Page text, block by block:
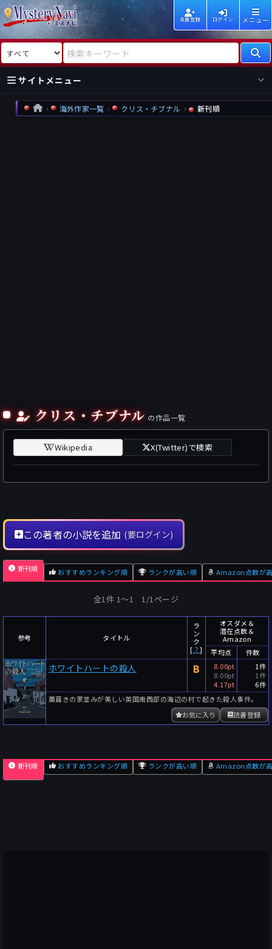
会員登録 ログイン メニュー
検索対象 検索キーワード
サイトメニュー
国内
海外
新着
HOME 海外作家一覧 クリス・チブナル 新刊順
クリス・チブナル の作品一覧
Wikipedia X(Twitter)で検索
この著者の小説を追加 (要ログイン)
新刊順 おすすめランキング順 ランクが高い順 Amazon点数が
全1件 1〜1 1/1ページ
参考 タイトル
ラ
ン
ク
[ ？]
オスダメ＆
潜在点数＆
Amazon
平均点
件数
ホワイトハートの殺人 B
8.00pt
8.00pt
4.17pt
1件
1件
6件
藁葺きの家並みが美しい英国南西部の海辺の村で起きた殺人事件。
読書登録
お気に入り
新刊順 おすすめランキング順 ランクが高い順 Amazon点数が